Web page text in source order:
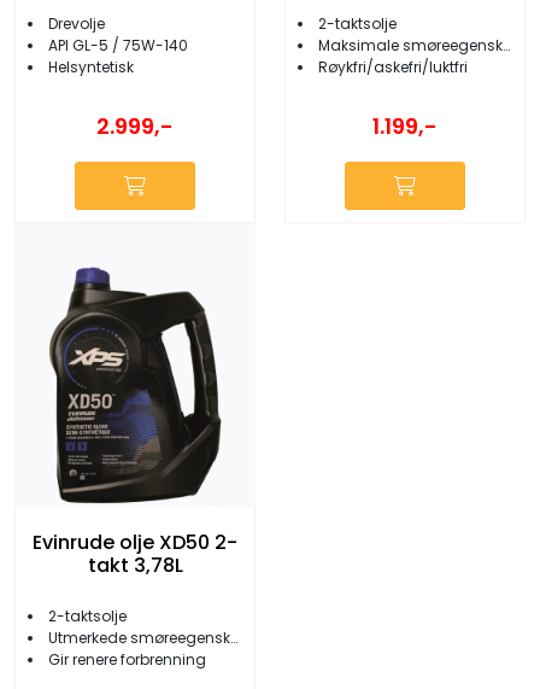
Drevolje
API GL-5 / 75W-140
Helsyntetisk
2.999,-
2-taktsolje
Maksimale smøreegenskaper
Røykfri/askefri/luktfri
1.199,-
Evinrude olje XD50 2-
takt 3,78L
2-taktsolje
Utmerkede smøreegenskaper
Gir renere forbrenning